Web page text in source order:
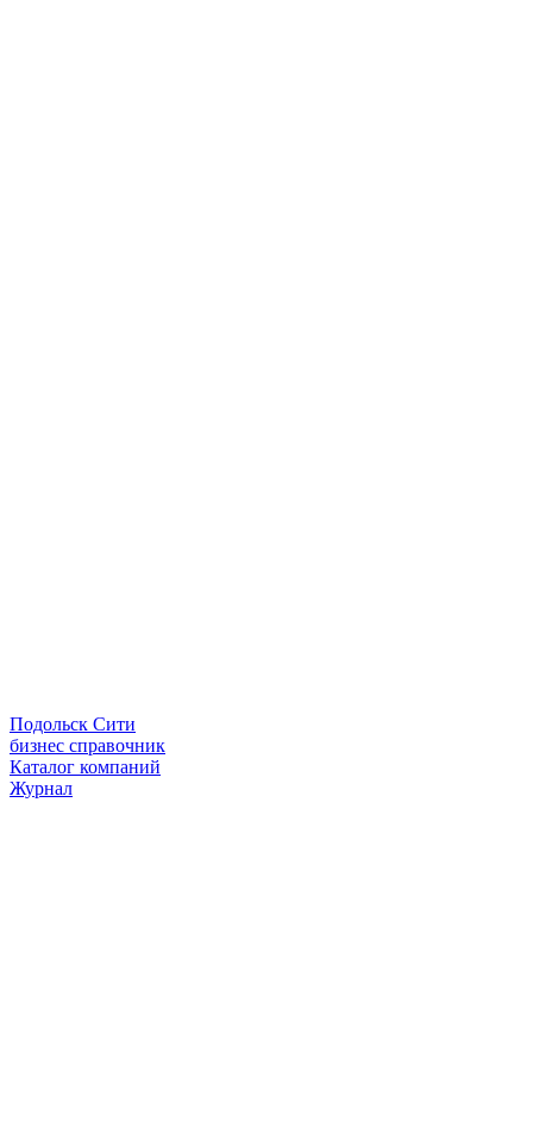
Подольск Сити
бизнес справочник
Каталог компаний
Журнал